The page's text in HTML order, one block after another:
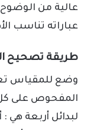
عالية من الوضوح
عباراته تناسب
طريقة تصحيح
وضع للمقياس
المفحوص على كل
لبدائل أربعة هي :